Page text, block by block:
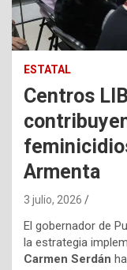
ESTATAL
Centros
Armenta
3 julio, 2026
El gobernador de
la estrategia
Carmen Serdán